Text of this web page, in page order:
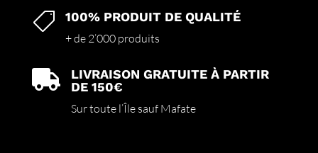
 100% PRODUIT DE QUALITÉ
+ de 2’000 produits

LIVRAISON GRATUITE À PARTIR
DE 150€
Sur toute l’Île sauf Mafate